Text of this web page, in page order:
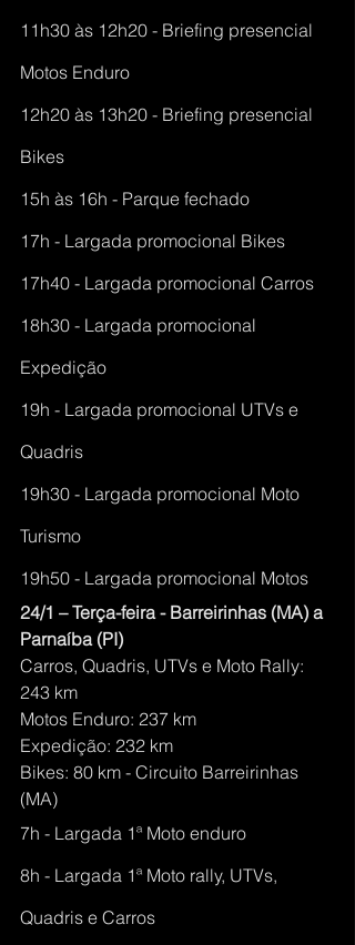
11h30 às 12h20 - Briefing presencial
Motos Enduro
12h20 às 13h20 - Briefing presencial
Bikes
15h às 16h - Parque fechado
17h - Largada promocional Bikes
17h40 - Largada promocional Carros
18h30 - Largada promocional
Expedição
19h - Largada promocional UTVs e
Quadris
19h30 - Largada promocional Moto
Turismo
19h50 - Largada promocional Motos
24/1 – Terça-feira - Barreirinhas (MA) a
Parnaíba (PI)
Carros, Quadris, UTVs e Moto Rally:
243 km
Motos Enduro: 237 km
Expedição: 232 km
Bikes: 80 km - Circuito Barreirinhas
(MA)
7h - Largada 1ª Moto enduro
8h - Largada 1ª Moto rally, UTVs,
Quadris e Carros